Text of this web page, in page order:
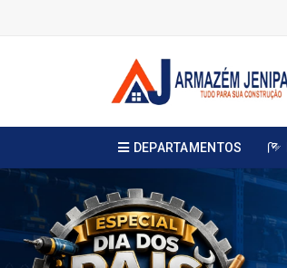
DEPARTAMENTOS